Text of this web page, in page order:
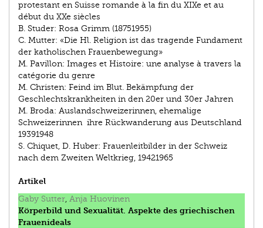
protestant en Suisse romande à la fin du XIXe et au
début du XXe siècles
B. Studer: Rosa Grimm (1875­1955)
C. Mutter: «Die Hl. Religion ist das tragende Fundament
der katholischen Frauenbewegung»
M. Pavillon: Images et Histoire: une analyse à travers la
catégorie du genre
M. Christen: Feind im Blut. Bekämpfung der
Geschlechtskrankheiten in den 20er und 30er Jahren
M. Broda: Auslandschweizerinnen, ehemalige
Schweizerinnen ­ ihre Rückwanderung aus Deutschland
1939­1948
S. Chiquet, D. Huber: Frauenleitbilder in der Schweiz
nach dem Zweiten Weltkrieg, 1942­1965
Artikel
Gaby Sutter, Anja Huovinen
Körperbild und Sexualität. Aspekte des griechischen
Frauenideals